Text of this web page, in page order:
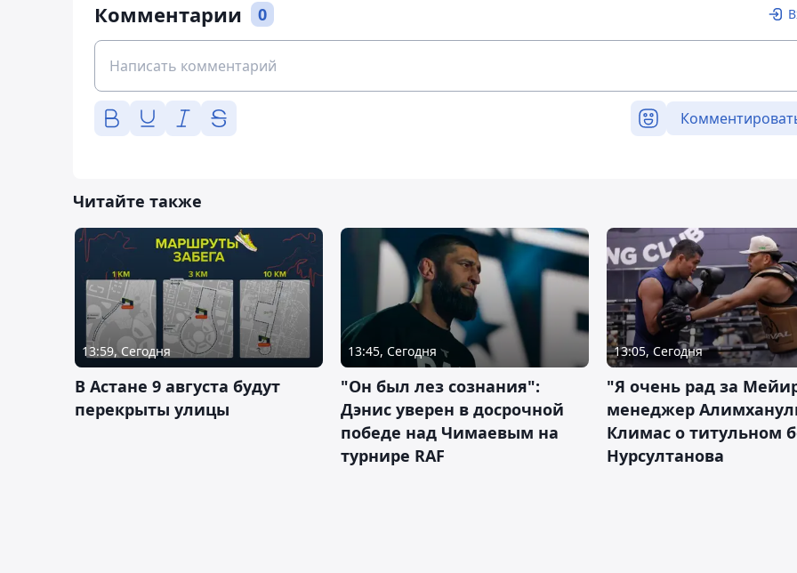
Комментарии 0
Читайте также
13:59, Сегодня
В Астане 9 августа будут
перекрыты улицы
13:45, Сегодня
"Он был лез сознания":
Дэнис уверен в досрочной
победе над Чимаевым на
турнире RAF
13:05, Сегодня
"Я очень рад за
менеджер
Климас о титульном
Нурсултанова